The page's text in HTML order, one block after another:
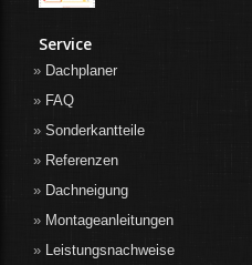
Service
Dachplaner
FAQ
Sonderkantteile
Referenzen
Dachneigung
Montageanleitungen
Leistungsnachweise